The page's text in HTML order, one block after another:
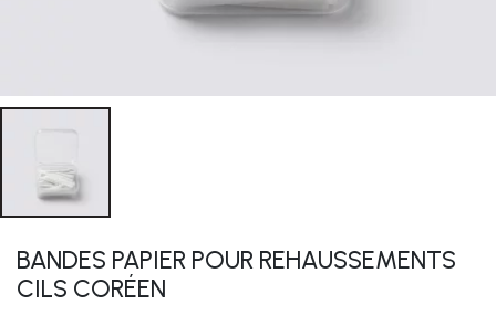
BANDES PAPIER POUR REHAUSSEMENTS
CILS CORÉEN